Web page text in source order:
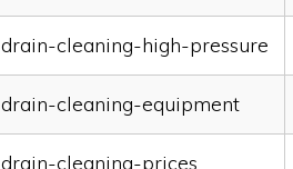
drain-cleaning-high-pressure
drain-cleaning-equipment
drain-cleaning-prices